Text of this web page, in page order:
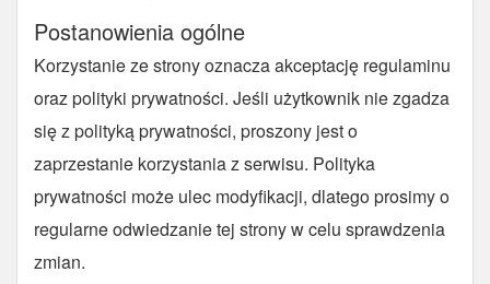
Postanowienia ogólne
Korzystanie ze strony oznacza akceptację regulaminu
oraz polityki prywatności. Jeśli użytkownik nie zgadza
się z polityką prywatności, proszony jest o
zaprzestanie korzystania z serwisu. Polityka
prywatności może ulec modyfikacji, dlatego prosimy o
regularne odwiedzanie tej strony w celu sprawdzenia
zmian.